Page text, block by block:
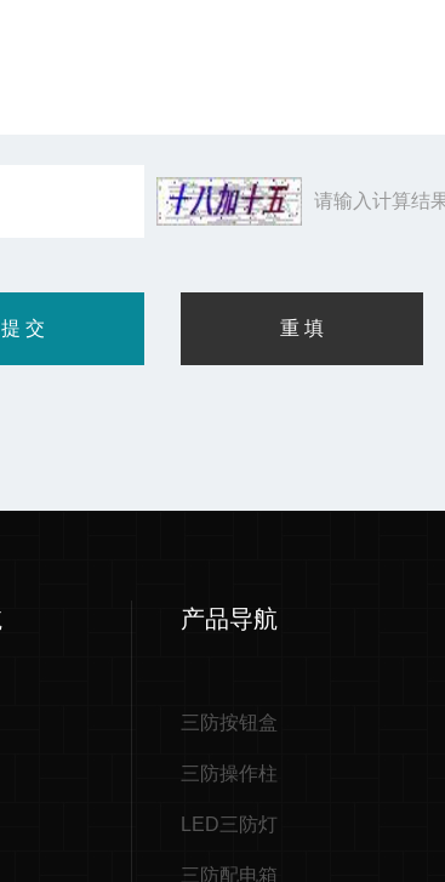
请输入计算结
产品导航
三防按钮盒
三防操作柱
LED三防灯
三防配电箱